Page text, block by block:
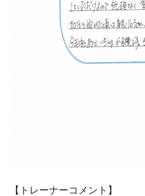
【トレーナーコメント】